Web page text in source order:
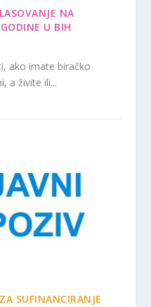
NA
U BIH
ako imate biračko
a živite ili...
SUFINANCIRANJE